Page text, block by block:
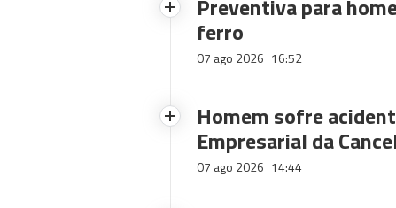
Preventiva para
ferro
07 ago 2026 16:52
Homem sofre
Empresarial da
07 ago 2026 14:44